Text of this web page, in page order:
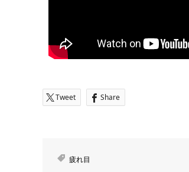
Tweet Share
疲れ目